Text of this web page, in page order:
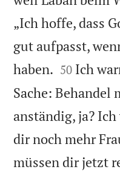
„Ich hoffe, dass
gut aufpasst,
haben. 

50 Ich
Sache: Behandel
anständig, ja?
dir noch mehr
müssen dir jetzt